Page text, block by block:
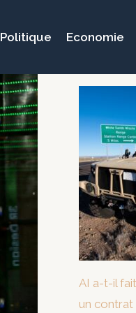
Politique Economie
AI a-t-il
un contrat